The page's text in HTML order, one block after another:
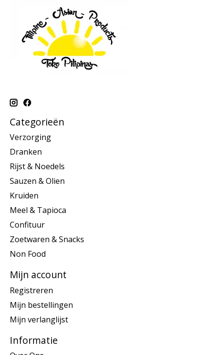
Categorieën
Verzorging
Dranken
Rijst & Noedels
Sauzen & Olien
Kruiden
Meel & Tapioca
Confituur
Zoetwaren & Snacks
Non Food
Mijn account
Registreren
Mijn bestellingen
Mijn verlanglijst
Informatie